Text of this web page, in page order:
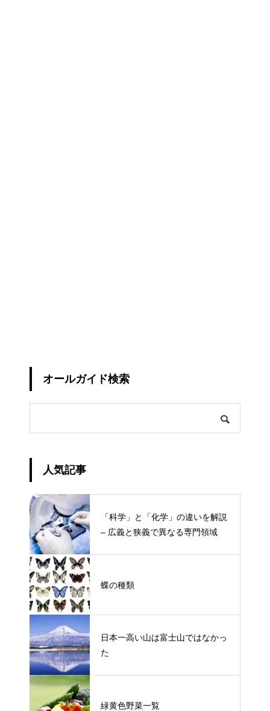
オールガイド検索
人気記事
「科学」と「化学」の違いを解説
– 広義と狭義で異なる専門領域
蝶の種類
日本一高い山は富士山ではなかっ
た
緑黄色野菜一覧